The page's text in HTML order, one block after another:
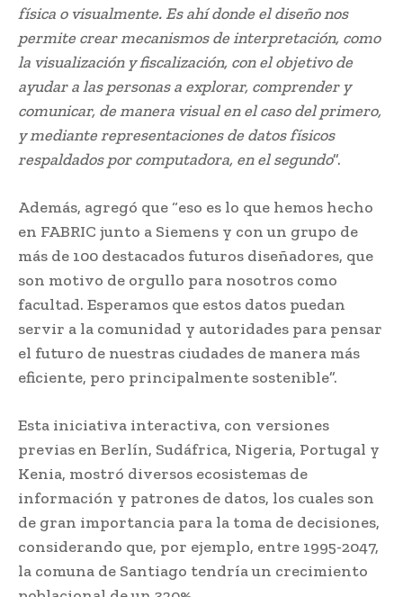
física o visualmente. Es ahí donde el diseño nos
permite crear mecanismos de interpretación, como
la visualización y fiscalización, con el objetivo de
ayudar a las personas a explorar, comprender y
comunicar, de manera visual en el caso del primero,
y mediante representaciones de datos físicos
respaldados por computadora, en el segundo”.
Además, agregó que “eso es lo que hemos hecho
en FABRIC junto a Siemens y con un grupo de
más de 100 destacados futuros diseñadores, que
son motivo de orgullo para nosotros como
facultad. Esperamos que estos datos puedan
servir a la comunidad y autoridades para pensar
el futuro de nuestras ciudades de manera más
eficiente, pero principalmente sostenible”.
Esta iniciativa interactiva, con versiones
previas en Berlín, Sudáfrica, Nigeria, Portugal y
Kenia, mostró diversos ecosistemas de
información y patrones de datos, los cuales son
de gran importancia para la toma de decisiones,
considerando que, por ejemplo, entre 1995-2047,
la comuna de Santiago tendría un crecimiento